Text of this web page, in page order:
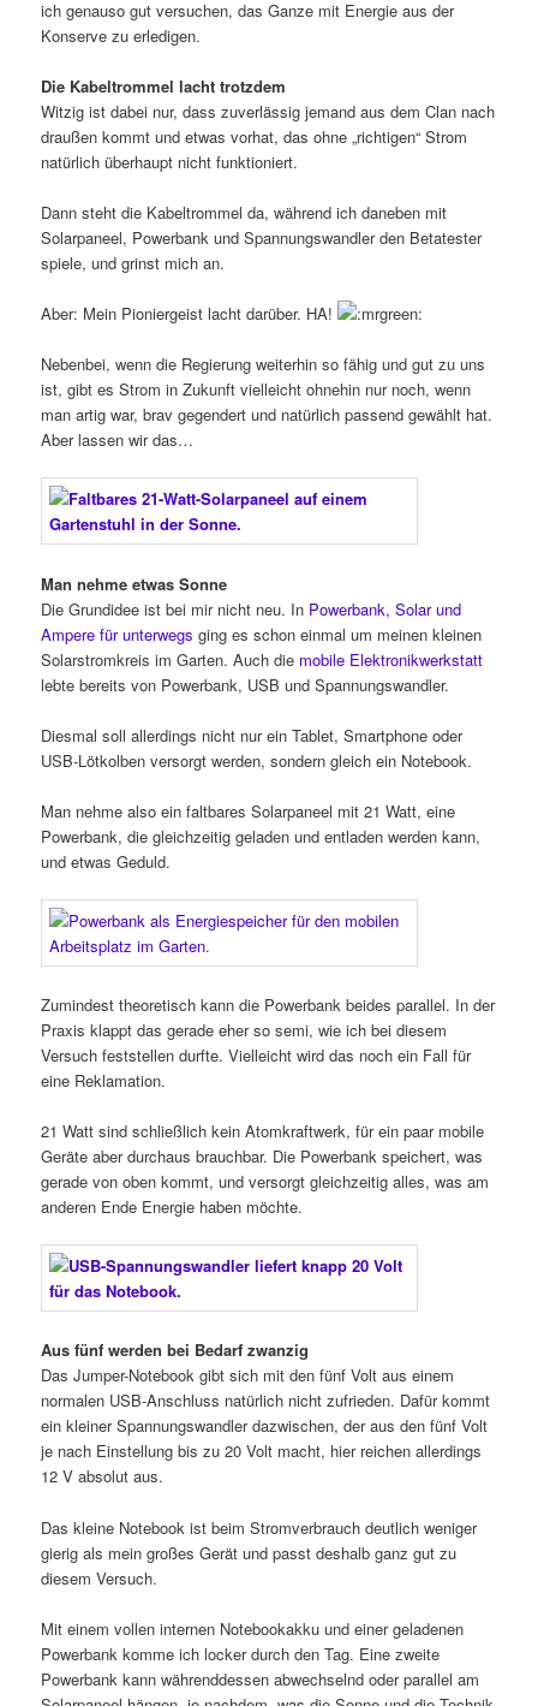
ich genauso gut versuchen, das Ganze mit Energie aus der
Konserve zu erledigen.
Die Kabeltrommel lacht trotzdem
Witzig ist dabei nur, dass zuverlässig jemand aus dem Clan nach
draußen kommt und etwas vorhat, das ohne „richtigen“ Strom
natürlich überhaupt nicht funktioniert.
Dann steht die Kabeltrommel da, während ich daneben mit
Solarpaneel, Powerbank und Spannungswandler den Betatester
spiele, und grinst mich an.
Aber: Mein Pioniergeist lacht darüber. HA!
Nebenbei, wenn die Regierung weiterhin so fähig und gut zu uns
ist, gibt es Strom in Zukunft vielleicht ohnehin nur noch, wenn
man artig war, brav gegendert und natürlich passend gewählt hat.
Aber lassen wir das…
Man nehme etwas Sonne
Die Grundidee ist bei mir nicht neu. In Powerbank, Solar und
Ampere für unterwegs ging es schon einmal um meinen kleinen
Solarstromkreis im Garten. Auch die mobile Elektronikwerkstatt
lebte bereits von Powerbank, USB und Spannungswandler.
Diesmal soll allerdings nicht nur ein Tablet, Smartphone oder
USB-Lötkolben versorgt werden, sondern gleich ein Notebook.
Man nehme also ein faltbares Solarpaneel mit 21 Watt, eine
Powerbank, die gleichzeitig geladen und entladen werden kann,
und etwas Geduld.
Zumindest theoretisch kann die Powerbank beides parallel. In der
Praxis klappt das gerade eher so semi, wie ich bei diesem
Versuch feststellen durfte. Vielleicht wird das noch ein Fall für
eine Reklamation.
21 Watt sind schließlich kein Atomkraftwerk, für ein paar mobile
Geräte aber durchaus brauchbar. Die Powerbank speichert, was
gerade von oben kommt, und versorgt gleichzeitig alles, was am
anderen Ende Energie haben möchte.
Aus fünf werden bei Bedarf zwanzig
Das Jumper-Notebook gibt sich mit den fünf Volt aus einem
normalen USB-Anschluss natürlich nicht zufrieden. Dafür kommt
ein kleiner Spannungswandler dazwischen, der aus den fünf Volt
je nach Einstellung bis zu 20 Volt macht, hier reichen allerdings
12 V absolut aus.
Das kleine Notebook ist beim Stromverbrauch deutlich weniger
gierig als mein großes Gerät und passt deshalb ganz gut zu
diesem Versuch.
Mit einem vollen internen Notebookakku und einer geladenen
Powerbank komme ich locker durch den Tag. Eine zweite
Powerbank kann währenddessen abwechselnd oder parallel am